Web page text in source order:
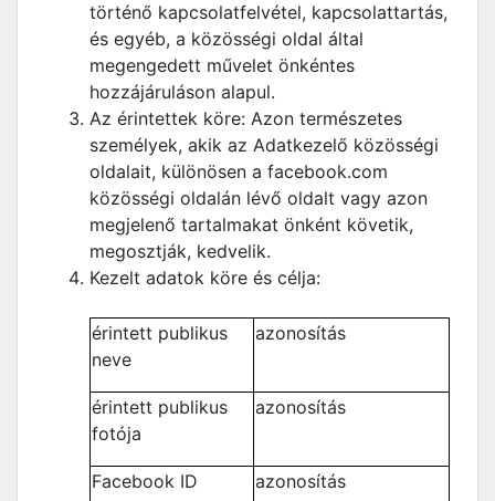
történő kapcsolatfelvétel, kapcsolattartás,
és egyéb, a közösségi oldal által
megengedett művelet önkéntes
hozzájáruláson alapul.
Az érintettek köre: Azon természetes
személyek, akik az Adatkezelő közösségi
oldalait, különösen a facebook.com
közösségi oldalán lévő oldalt vagy azon
megjelenő tartalmakat önként követik,
megosztják, kedvelik.
Kezelt adatok köre és célja:
érintett publikus
neve
azonosítás
érintett publikus
fotója
azonosítás
Facebook ID azonosítás